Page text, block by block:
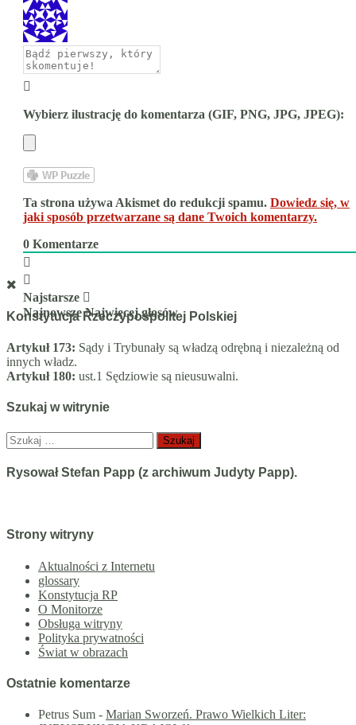
Wybierz ilustrację do komentarza (GIF, PNG, JPG, JPEG):
Ta strona używa Akismet do redukcji spamu. Dowiedz się, w
jaki sposób przetwarzane są dane Twoich komentarzy.
0 Komentarze
Najstarsze
Najnowsze Najwięcej głosów
Konstytucja Rzeczypospolitej Polskiej
Artykuł 173: Sądy i Trybunały są władzą odrębną i niezależną od
innych władz.
Artykuł 180: ust.1 Sędziowie są nieusuwalni.
Szukaj w witrynie
Szukaj:
Rysował Stefan Papp (z archiwum Judyty Papp).
Strony witryny
Aktualności z Internetu
glossary
Konstytucja RP
O Monitorze
Obsługa witryny
Polityka prywatności
Świat w obrazach
Ostatnie komentarze
Petrus Sum - Marian Sworzeń. Prawo Wielkich Liter: